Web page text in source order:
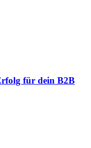
für dein B2B